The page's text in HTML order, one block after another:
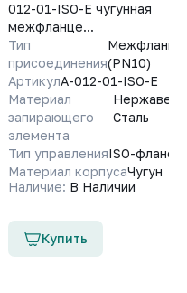
012-01-ISO-E чугунная
межфланце...
Тип
присоединения(PN10)
АртикулA-012-01-ISO-E
Материал
запирающего
элемента
Сталь
Тип управленияISO-фланец
Материал корпусаЧугун
Наличие: В Наличии
Купить